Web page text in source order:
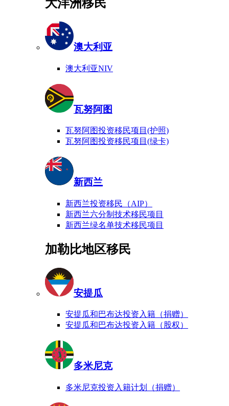
大洋洲移民
澳大利亚
澳大利亚NIV
瓦努阿图
瓦努阿图投资移民项目(护照)
瓦努阿图投资移民项目(绿卡)
新西兰
新西兰投资移民（AIP）
新西兰六分制技术移民项目
新西兰绿名单技术移民项目
加勒比地区移民
安提瓜
安提瓜和巴布达投资入籍（捐赠）
安提瓜和巴布达投资入籍（股权）
多米尼克
多米尼克投资入籍计划（捐赠）